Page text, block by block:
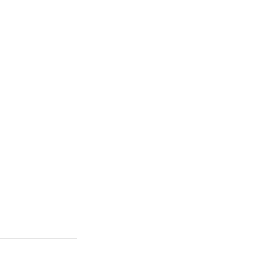
& ... & x_0^n \\ 1 & x_1 & x_1^2 & ... & x_1^n \\